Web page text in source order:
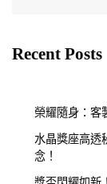
Recent Posts
榮耀隨身：客
水晶獎座高透
念！